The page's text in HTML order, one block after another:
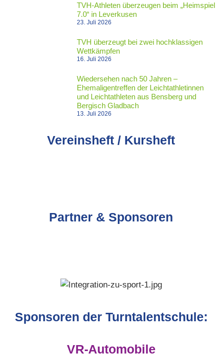
TVH-Athleten überzeugen beim „Heimspiel
7.0“ in Leverkusen
23. Juli 2026
TVH überzeugt bei zwei hochklassigen
Wettkämpfen
16. Juli 2026
Wiedersehen nach 50 Jahren –
Ehemaligentreffen der Leichtathletinnen
und Leichtathleten aus Bensberg und
Bergisch Gladbach
13. Juli 2026
Vereinsheft / Kursheft
Partner & Sponsoren
Sponsoren der Turntalentschule:
VR-Automobile